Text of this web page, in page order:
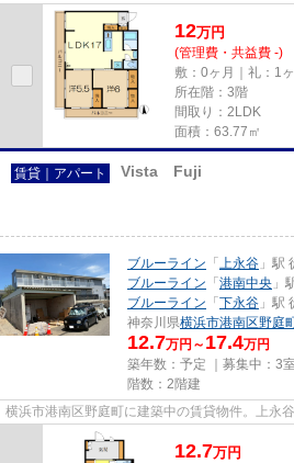
12万円
(管理費・共益費 -)
敷：0ヶ月｜礼：1
所在階：3階
間取り：2LDK
面積：63.77㎡
賃貸｜アパート Vista Fuji
ブルーライン 「 上永谷 」駅
ブルーライン 「 港南中央 」
ブルーライン 「 下永谷 」駅
神奈川県横浜市港南区野庭
12.7万円～ 17.4万円
築年数：予定 ｜募集中： 3室
階数：2階建
横浜市港南区野庭町に建築中の賃貸物件。上永
12.7万円